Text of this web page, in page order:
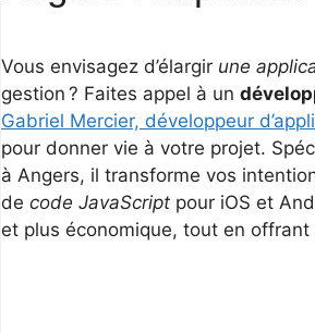
Vous envisagez d’élargir une
gestion ? Faites appel à un
Gabriel Mercier, développeur
pour donner vie à votre projet.
à Angers, il transforme vos
de code JavaScript pour iOS et
et plus économique, tout en